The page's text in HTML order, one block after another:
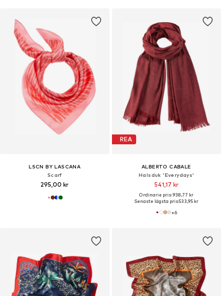
LSCN BY LASCANA
Scarf
295,00 kr
REA
ALBERTO CABALE
Halsduk 'Everydays'
541,17 kr
Ordinarie pris: 938,77 kr
Senaste lägsta pris:533,95 kr
+6